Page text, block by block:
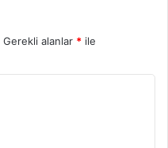
Gerekli alanlar * ile